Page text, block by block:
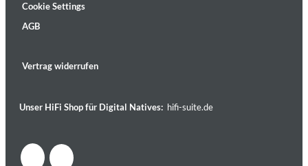
Cookie Settings
AGB
Vertrag widerrufen
Unser HiFi Shop für Digital Natives: hifi-suite.de